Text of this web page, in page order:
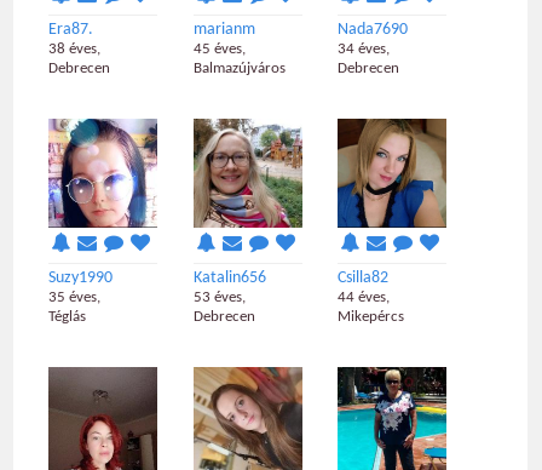
Era87.
38 éves,
Debrecen
marianm
45 éves,
Balmazújváros
Nada7690
34 éves,
Debrecen
Suzy1990
35 éves,
Téglás
Katalin656
53 éves,
Debrecen
Csilla82
44 éves,
Mikepércs